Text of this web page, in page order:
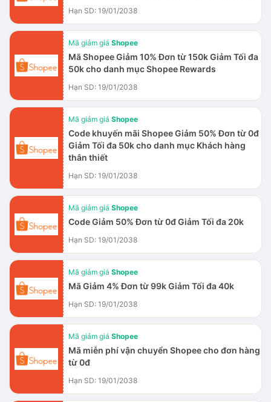
Hạn SD: 19/01/2038
Mã giảm giá Shopee
Mã Shopee Giảm 10% Đơn từ 150k Giảm Tối đa
50k cho danh mục Shopee Rewards
Hạn SD: 19/01/2038
Mã giảm giá Shopee
Code khuyến mãi Shopee Giảm 50% Đơn từ 0đ
Giảm Tối đa 50k cho danh mục Khách hàng
thân thiết
Hạn SD: 19/01/2038
Mã giảm giá Shopee
Code Giảm 50% Đơn từ 0đ Giảm Tối đa 20k
Hạn SD: 19/01/2038
Mã giảm giá Shopee
Mã Giảm 4% Đơn từ 99k Giảm Tối đa 40k
Hạn SD: 19/01/2038
Mã giảm giá Shopee
Mã miễn phí vận chuyển Shopee cho đơn hàng
từ 0đ
Hạn SD: 19/01/2038